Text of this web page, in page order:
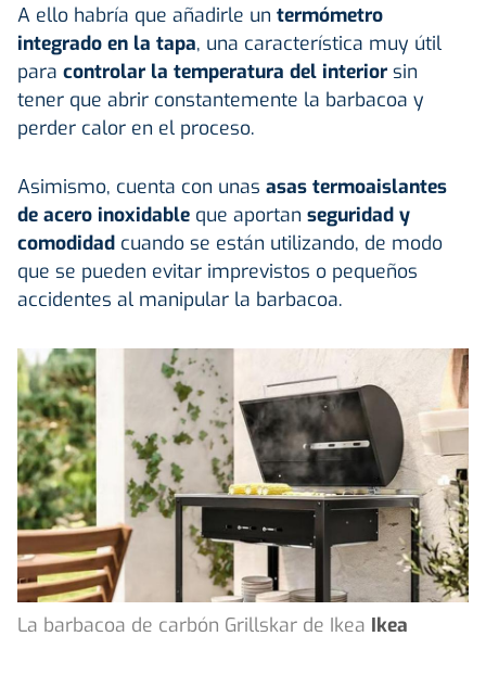
A ello habría que añadirle un termómetro
integrado en la tapa, una característica muy útil
para controlar la temperatura del interior sin
tener que abrir constantemente la barbacoa y
perder calor en el proceso.
Asimismo, cuenta con unas asas termoaislantes
de acero inoxidable que aportan seguridad y
comodidad cuando se están utilizando, de modo
que se pueden evitar imprevistos o pequeños
accidentes al manipular la barbacoa.
La barbacoa de carbón Grillskar de Ikea Ikea